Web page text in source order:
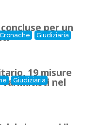
Cronache Giudiziaria
per un
Giudiziaria
19 misure
farmacisti nel